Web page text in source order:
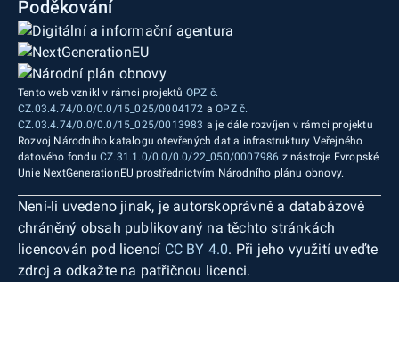
Poděkování
Tento web vznikl v rámci projektů OPZ č.
CZ.03.4.74/0.0/0.0/15_025/0004172 aOPZ č.
CZ.03.4.74/0.0/0.0/15_025/0013983 a je dále rozvíjen v rámci projektu
Rozvoj Národního katalogu otevřených dat a infrastruktury Veřejného
datového fondu CZ.31.1.0/0.0/0.0/22_050/0007986 z nástroje Evropské
Unie NextGenerationEU prostřednictvím Národního plánu obnovy.
Není-li uvedeno jinak, je autorskoprávně a databázově
chráněný obsah publikovaný na těchto stránkách
licencován pod licencí CC BY 4.0. Při jeho využití uveďte
zdroj a odkažte na patřičnou licenci.